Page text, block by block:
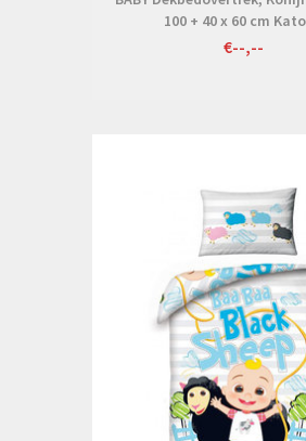
100 + 40 x 60 cm
€--,--